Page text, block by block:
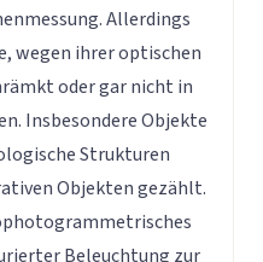
Allerdings
wegen ihrer optischen
oder gar nicht in
Insbesondere Objekte
Strukturen
Objekten gezählt.
Beleuchtung zur